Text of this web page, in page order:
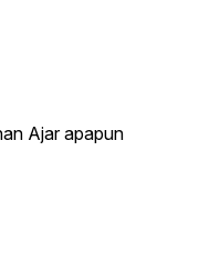
Ajar apapun